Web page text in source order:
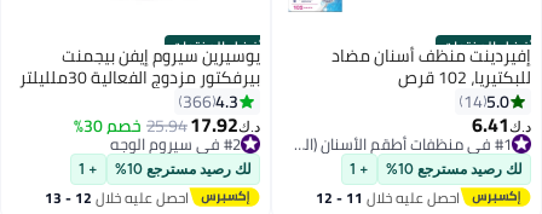
أفضل المنتجات
إفيردينت منظف ​​أسنان مضاد
للبكتيريا، 102 قرص
5.0
14
د.ك‏6.41
#1 في منظفات أطقم الأسنان (الصحة)
لك رصيد مسترجع 10% + 1
احصل عليه خلال 11 - 12
أفضل المنتجات
يوسيرين سيروم إيفن بيجمنت
بيرفكتور مزدوج الفعالية 30ملليلتر
4.3
366
د.ك‏17.92
25.94خصم 30% #2 في سيروم الوجه
باقي 2 وحدات في المخزون
تم بيع +930 مؤخرًا
#2 في سيروم الوجه
لك رصيد مسترجع 10% + 1
احصل عليه خلال 12 - 13